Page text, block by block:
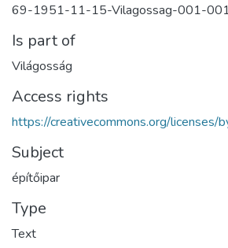
69-1951-11-15-Vilagossag-001-
Is part of
Világosság
Access rights
https://creativecommons.org/licenses/
Subject
építőipar
Type
Text